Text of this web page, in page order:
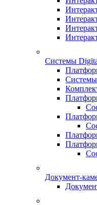
Системы
Документ-